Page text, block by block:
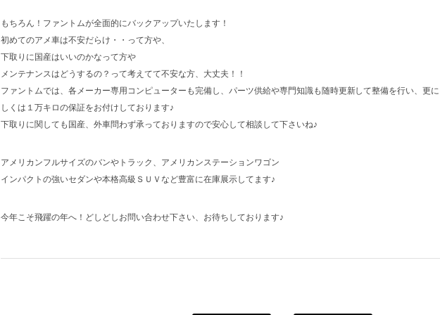
もちろん！ファントムが全面的にバックアップいたします！
初めてのアメ車は不安だらけ・・って方や、
下取りに国産はいいのかなって方や
メンテナンスはどうするの？って考えてて不安な方、大丈夫！！
ファントムでは、各メーカー専用コンピューターも完備し、パーツ供給や専門知識も随時更新して整備を行い、更
しくは１万キロの保証をお付けしております♪
下取りに関しても国産、外車問わず承っておりますので安心して相談して下さいね♪
アメリカンフルサイズのバンやトラック、アメリカンステーションワゴン
インパクトの強いセダンや本格高級ＳＵＶなど豊富に在庫展示してます♪
今年こそ飛躍の年へ！どしどしお問い合わせ下さい、お待ちしております♪